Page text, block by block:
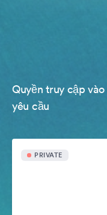
Quyền truy cập
yêu cầu
PRIVATE